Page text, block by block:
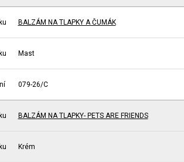
BALZÁM NA TLAPKY A ČUMÁK
Mast
079-26/C
BALZÁM NA TLAPKY- PETS ARE FRIENDS
Krém